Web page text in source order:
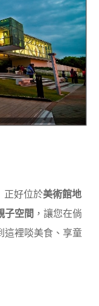
正好位於美術館地
子空間 ，讓您在倘
這裡啖美食、享童